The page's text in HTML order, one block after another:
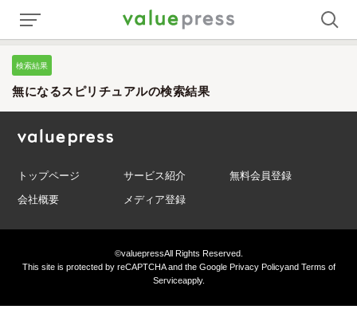
検索結果
無になるスピリチュアルの検索結果
トップページ サービス紹介
無料会員登録
会社概要
メディア登録
©valuepressAll Rights Reserved.
This site is protected by reCAPTCHA and the GooglePrivacy Policyand Terms of
Serviceapply.